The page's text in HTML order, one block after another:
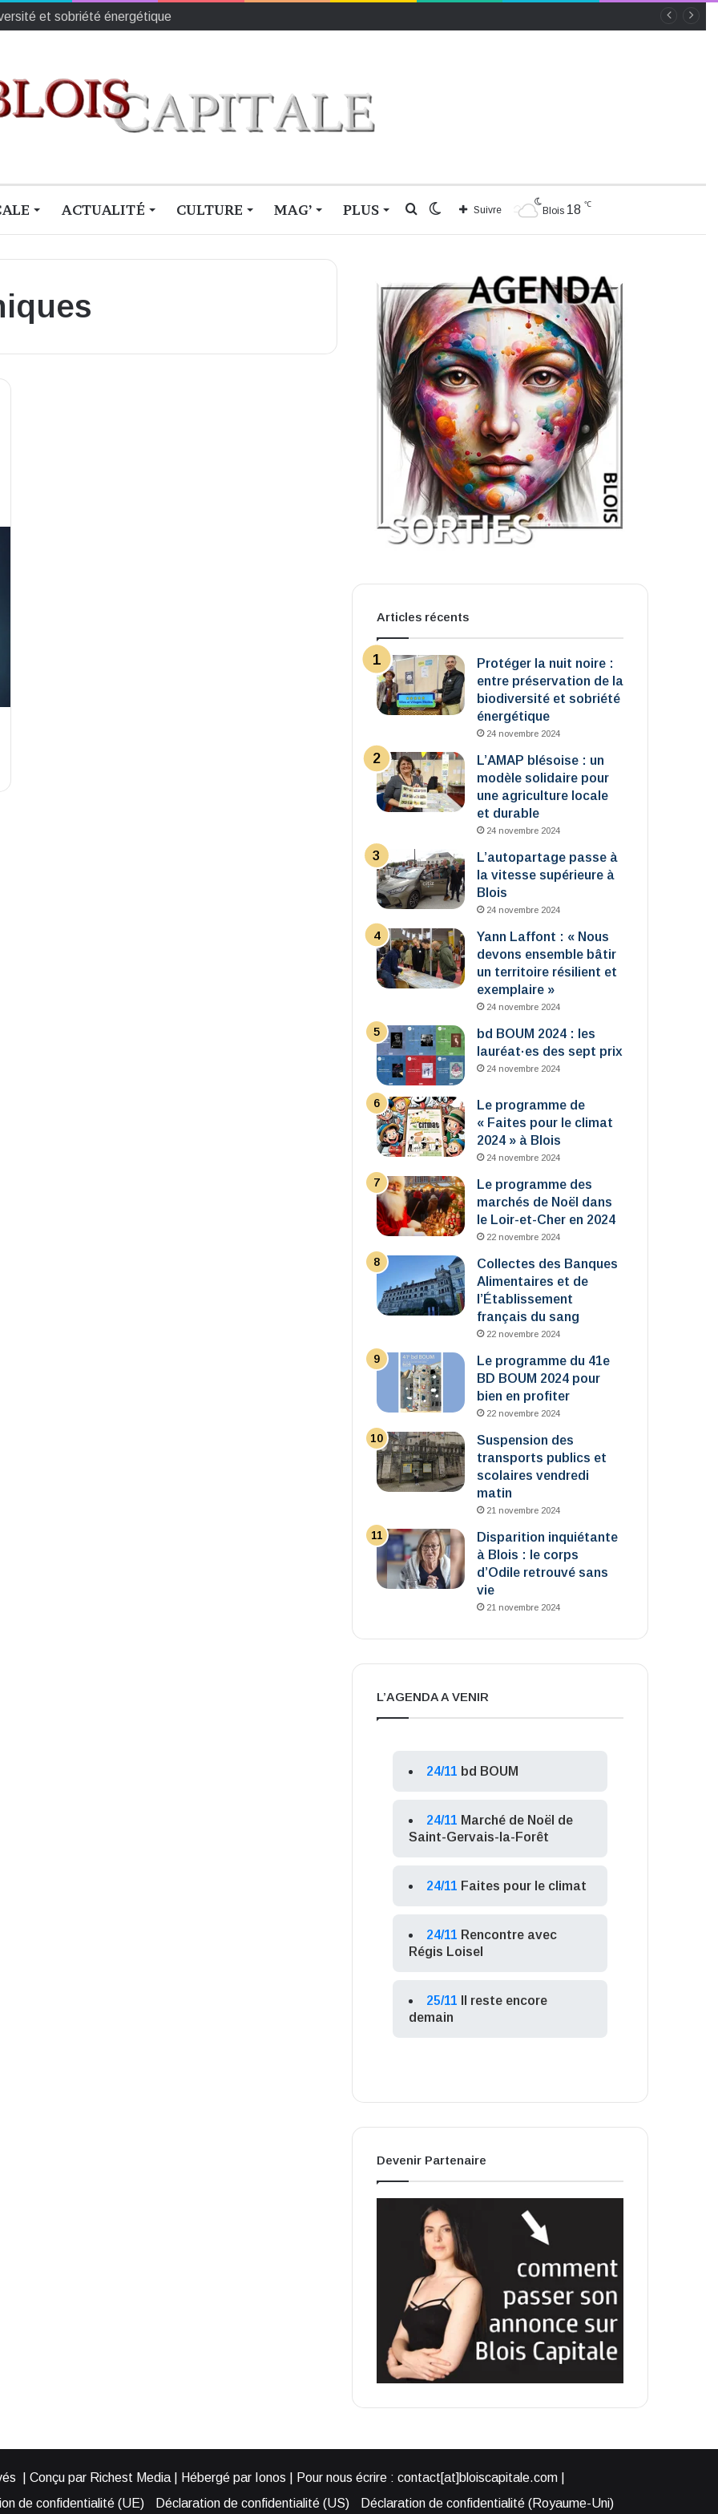
et sobriété énergétique
ACTUALITÉ CULTURE MAG’ PLUS Blois 18 ℃
Suivre
Switch
Rechercher
Articles récents
Protéger la nuit noire :
entre préservation de la
biodiversité et sobriété
énergétique
24 novembre 2024
L’AMAP blésoise : un
modèle solidaire pour
une agriculture locale
et durable
24 novembre 2024
L’autopartage passe à
la vitesse supérieure à
Blois
24 novembre 2024
Yann Laffont : « Nous
devons ensemble bâtir
un territoire résilient et
exemplaire »
24 novembre 2024
bd BOUM 2024 : les
lauréat·es des sept prix
24 novembre 2024
Le programme de
« Faites pour le climat
2024 » à Blois
24 novembre 2024
Le programme des
marchés de Noël dans
le Loir-et-Cher en 2024
22 novembre 2024
Collectes des Banques
Alimentaires et de
l’Établissement
français du sang
22 novembre 2024
Le programme du 41e
BD BOUM 2024 pour
bien en profiter
22 novembre 2024
Suspension des
transports publics et
scolaires vendredi
matin
21 novembre 2024
Disparition inquiétante
à Blois : le corps
d’Odile retrouvé sans
vie
21 novembre 2024
L’AGENDA A VENIR
24/11 bd BOUM
24/11 Marché de Noël de
Saint-Gervais-la-Forêt
24/11 Faites pour le climat
24/11 Rencontre avec
Régis Loisel
25/11
Il reste encore
demain
Devenir Partenaire
| Conçu par Richest Media | Hébergé par Ionos | Pour nous écrire : contact[at]bloiscapitale.com |
de confidentialité (UE) Déclaration de confidentialité (US) Déclaration de confidentialité (Royaume-Uni)